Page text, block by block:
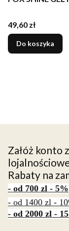
Cena
49,60 zł
Do koszyka
Załóż konto
Rabaty na
- od 700 zl - 5%
- od 1400 zl -
- od 2000 zl -